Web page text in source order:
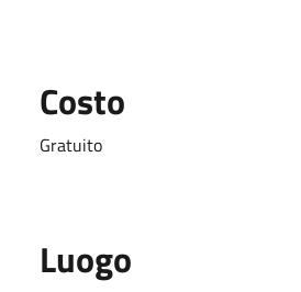
Costo
Gratuito
Luogo